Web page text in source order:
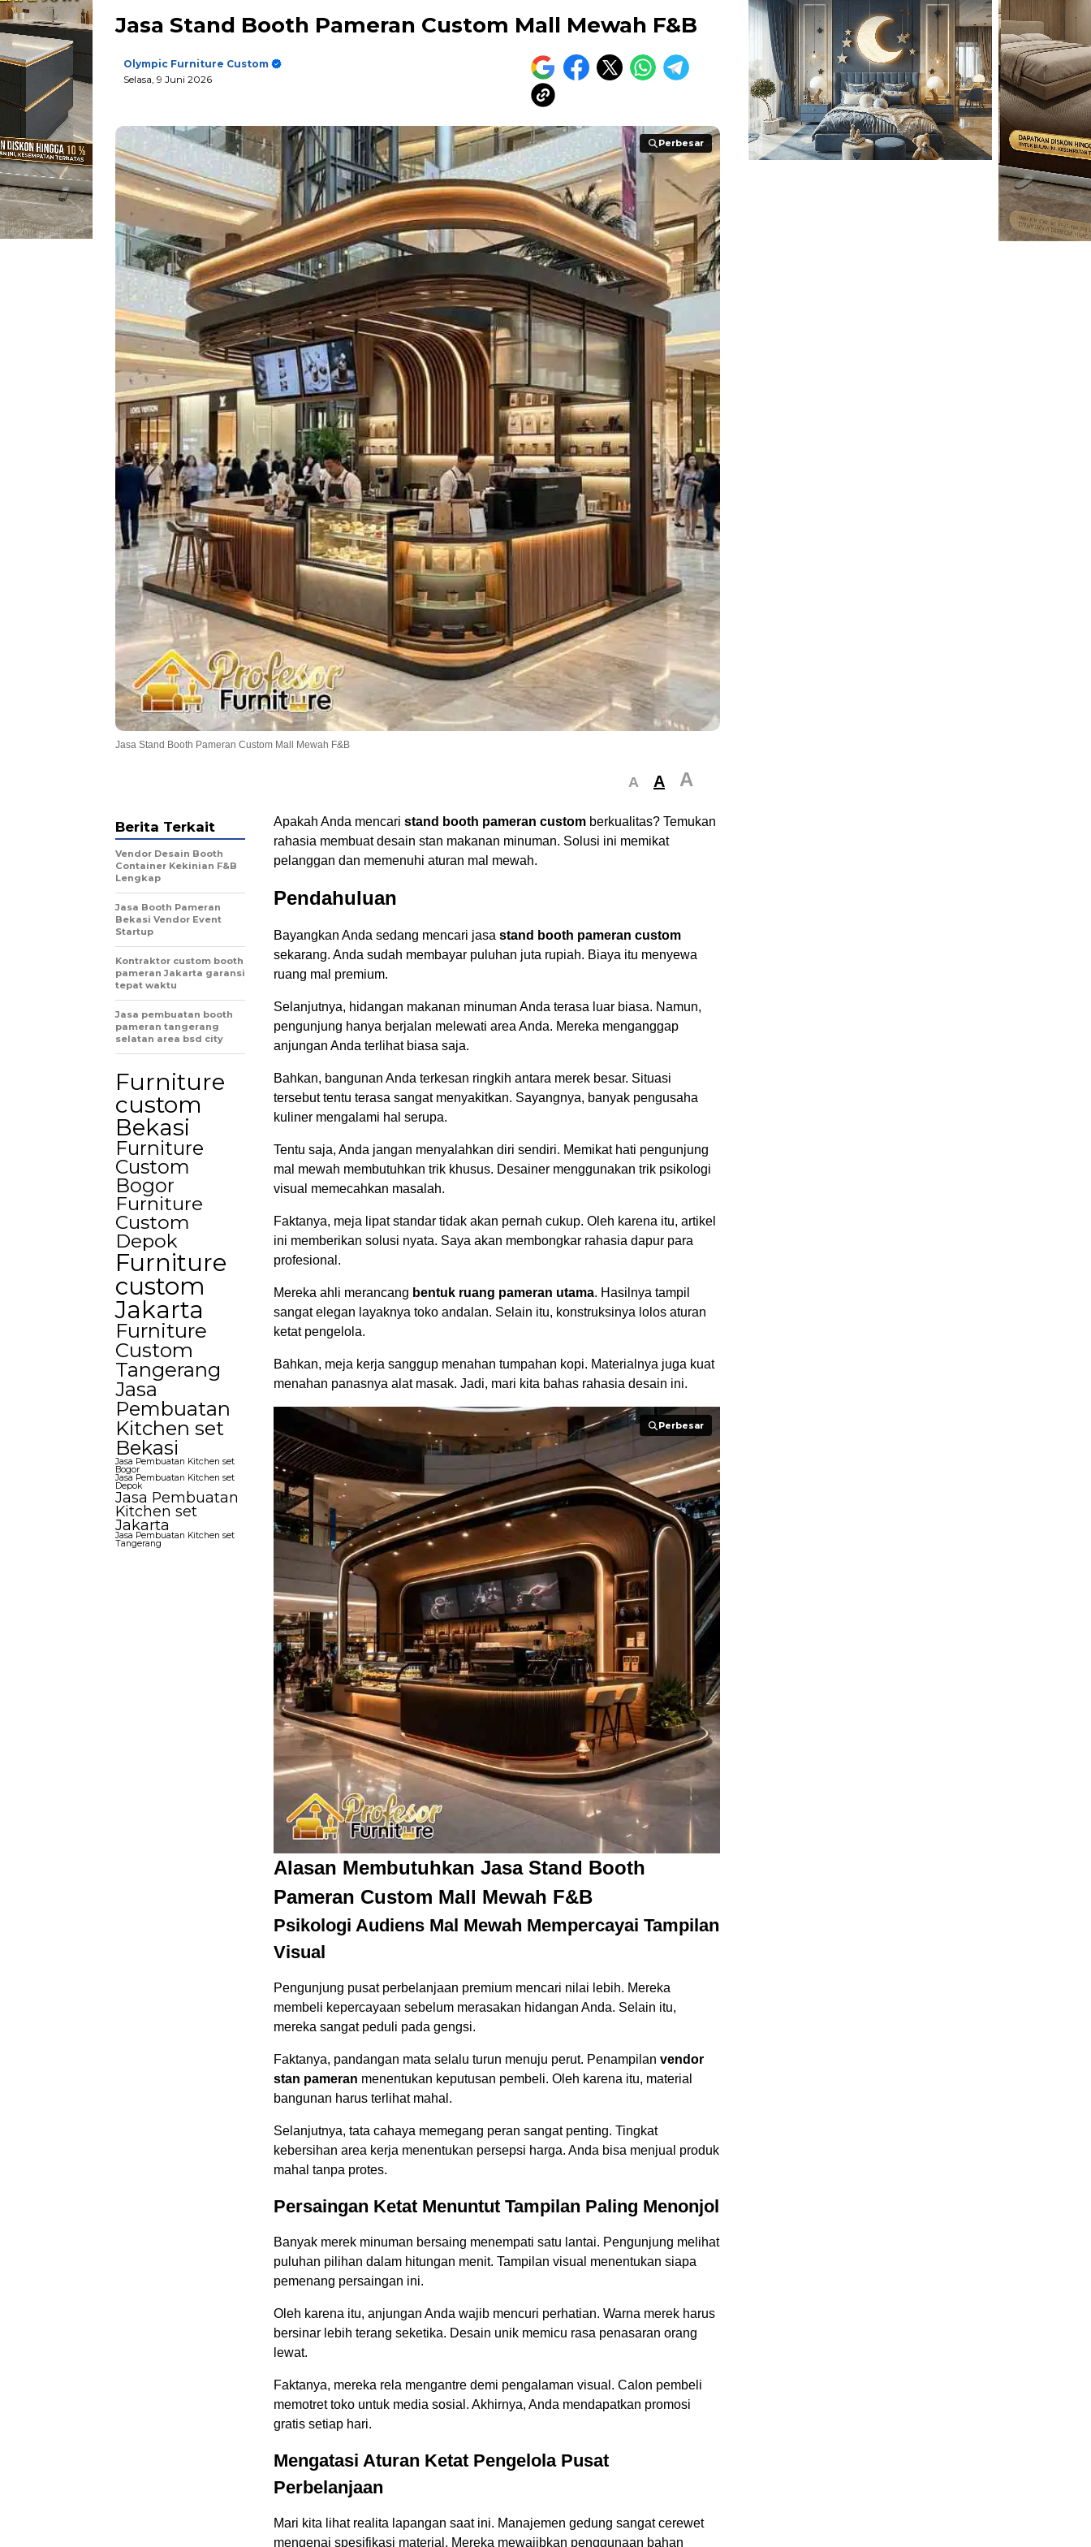
Jasa Stand Booth Pameran Custom Mall Mewah F&B
Olympic Furniture Custom
Selasa, 9 Juni 2026
Perbesar
Perbesar
Jasa Stand Booth Pameran Custom Mall Mewah F&B
A A A
Apakah Anda mencari stand booth pameran custom berkualitas? Temukan
rahasia membuat desain stan makanan minuman. Solusi ini memikat
pelanggan dan memenuhi aturan mal mewah.
Pendahuluan
Bayangkan Anda sedang mencari jasa stand booth pameran custom
sekarang. Anda sudah membayar puluhan juta rupiah. Biaya itu menyewa
ruang mal premium.
Selanjutnya, hidangan makanan minuman Anda terasa luar biasa. Namun,
pengunjung hanya berjalan melewati area Anda. Mereka menganggap
anjungan Anda terlihat biasa saja.
Bahkan, bangunan Anda terkesan ringkih antara merek besar. Situasi
tersebut tentu terasa sangat menyakitkan. Sayangnya, banyak pengusaha
kuliner mengalami hal serupa.
Tentu saja, Anda jangan menyalahkan diri sendiri. Memikat hati pengunjung
mal mewah membutuhkan trik khusus. Desainer menggunakan trik psikologi
visual memecahkan masalah.
Faktanya, meja lipat standar tidak akan pernah cukup. Oleh karena itu, artikel
ini memberikan solusi nyata. Saya akan membongkar rahasia dapur para
profesional.
Mereka ahli merancang bentuk ruang pameran utama. Hasilnya tampil
sangat elegan layaknya toko andalan. Selain itu, konstruksinya lolos aturan
ketat pengelola.
Bahkan, meja kerja sanggup menahan tumpahan kopi. Materialnya juga kuat
menahan panasnya alat masak. Jadi, mari kita bahas rahasia desain ini.
Perbesar
Perbesar
Alasan Membutuhkan Jasa Stand Booth
Pameran Custom Mall Mewah F&B
Psikologi Audiens Mal Mewah Mempercayai Tampilan
Visual
Pengunjung pusat perbelanjaan premium mencari nilai lebih. Mereka
membeli kepercayaan sebelum merasakan hidangan Anda. Selain itu,
mereka sangat peduli pada gengsi.
Faktanya, pandangan mata selalu turun menuju perut. Penampilan vendor
stan pameran menentukan keputusan pembeli. Oleh karena itu, material
bangunan harus terlihat mahal.
Selanjutnya, tata cahaya memegang peran sangat penting. Tingkat
kebersihan area kerja menentukan persepsi harga. Anda bisa menjual produk
mahal tanpa protes.
Persaingan Ketat Menuntut Tampilan Paling Menonjol
Banyak merek minuman bersaing menempati satu lantai. Pengunjung melihat
puluhan pilihan dalam hitungan menit. Tampilan visual menentukan siapa
pemenang persaingan ini.
Oleh karena itu, anjungan Anda wajib mencuri perhatian. Warna merek harus
bersinar lebih terang seketika. Desain unik memicu rasa penasaran orang
lewat.
Faktanya, mereka rela mengantre demi pengalaman visual. Calon pembeli
memotret toko untuk media sosial. Akhirnya, Anda mendapatkan promosi
gratis setiap hari.
Mengatasi Aturan Ketat Pengelola Pusat
Perbelanjaan
Mari kita lihat realita lapangan saat ini. Manajemen gedung sangat cerewet
mengenai spesifikasi material. Mereka mewajibkan penggunaan bahan
Berita Terkait
Vendor Desain Booth
Container Kekinian F&B
Lengkap
Jasa Booth Pameran
Bekasi Vendor Event
Startup
Kontraktor custom booth
pameran Jakarta garansi
tepat waktu
Jasa pembuatan booth
pameran tangerang
selatan area bsd city
Furniture
custom
Bekasi
Furniture
Custom
Bogor
Furniture
Custom
Depok
Furniture
custom
Jakarta
Furniture
Custom
Tangerang
Jasa
Pembuatan
Kitchen set
Bekasi
Jasa Pembuatan Kitchen set
Bogor
Jasa Pembuatan Kitchen set
Depok
Jasa Pembuatan
Kitchen set
Jakarta
Jasa Pembuatan Kitchen set
Tangerang